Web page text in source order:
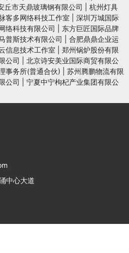
丘市天鼎玻璃钢有限公司
杭州灯具
客多网络科技工作室
深圳万城国际
络科技有限公司
东方巨匠国际品牌
普斯技术有限公司
合肥鼎鼎企业运
信息技术工作室
郑州锅炉股份有限
公司
北京诗安美业国际商贸有限公
事务所(普通合伙)
苏州腾鹏物流有限
公司
宁夏中宁枸杞产业集团有限公
中心大道